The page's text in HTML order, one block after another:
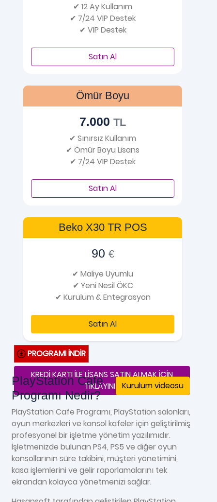
✔ 12 Ay Kullanım
✔ 7/24 VIP Destek
✔ VIP Destek
Satın Al
Ömür Boyu
7.000 TL
✔ Sınırsız Kullanım
✔ Ömür Boyu Lisans
✔ 7/24 VIP Destek
Satın Al
Beko X30 TR POS
90 €
✔ Maliye Uyumlu
✔ Yeni Nesil ÖKC
✔ Kurulum & Entegrasyon
Satın Al
PROGRAMI İNDİR
KREDİ KARTI İLE LİSANS SATIN ALMAK İÇİN
TIKLAYINIZ
Kurulum videosu
PlayStation Cafe
Programı Nedir?
PlayStation Cafe Programı, PlayStation salonları,
oyun merkezleri ve konsol kafeler için geliştirilmiş
profesyonel bir işletme yönetim yazılımıdır.
İşletmenizde bulunan PS4, PS5 ve diğer oyun
konsollarının süre takibini, müşteri yönetimini,
kasa işlemlerini ve gelir raporlamalarını tek
ekrandan kolayca yönetmenizi sağlar.